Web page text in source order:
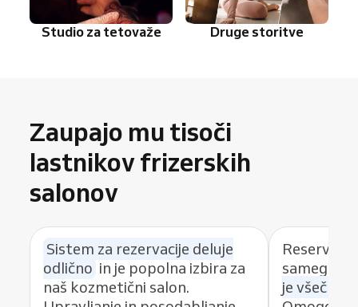
Studio za tetovaže Druge storitve
Zaupajo mu tisoči
lastnikov frizerskih
salonov
Sistem za rezervacije deluje
odlično in je popolna izbira za
naš kozmetični salon.
Reservio
samega
je všeč